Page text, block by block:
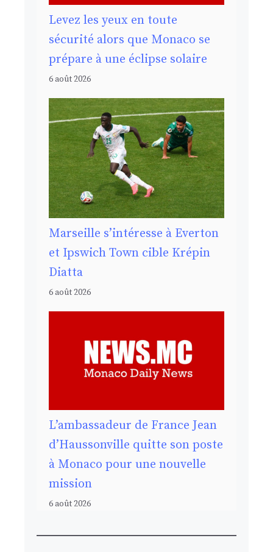
Levez les yeux en toute
sécurité alors que Monaco se
prépare à une éclipse solaire
6 août 2026
Marseille s’intéresse à Everton
et Ipswich Town cible Krépin
Diatta
6 août 2026
L’ambassadeur de France Jean
d’Haussonville quitte son poste
à Monaco pour une nouvelle
mission
6 août 2026